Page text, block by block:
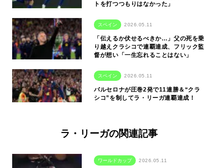
トを打つつもりはなかった」
スペイン 2026.05.11
「伝えるか伏せるべきか…」父の死を乗
り越えクラシコで連覇達成、フリック監
督が想い「一生忘れることはない」
スペイン 2026.05.11
バルセロナが圧巻2発で11連勝＆“クラ
シコ”を制してラ・リーガ連覇達成！
ラ・リーガの関連記事
ワールドカップ 2026.05.11